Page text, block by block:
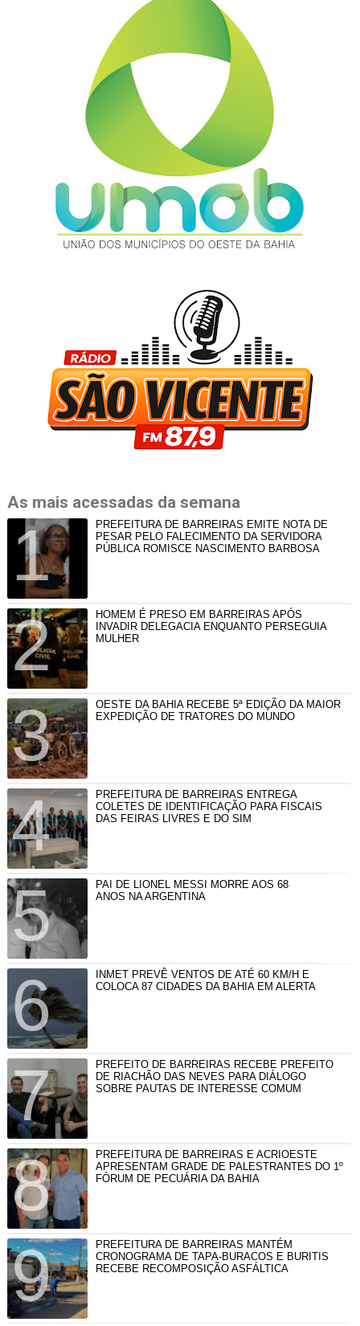
As mais acessadas da semana
PREFEITURA DE BARREIRAS EMITE NOTA DE
PESAR PELO FALECIMENTO DA SERVIDORA
PÚBLICA ROMISCE NASCIMENTO BARBOSA
HOMEM É PRESO EM BARREIRAS APÓS
INVADIR DELEGACIA ENQUANTO PERSEGUIA
MULHER
OESTE DA BAHIA RECEBE 5ª EDIÇÃO DA MAIOR
EXPEDIÇÃO DE TRATORES DO MUNDO
PREFEITURA DE BARREIRAS ENTREGA
COLETES DE IDENTIFICAÇÃO PARA FISCAIS
DAS FEIRAS LIVRES E DO SIM
PAI DE LIONEL MESSI MORRE AOS 68
ANOS NA ARGENTINA
INMET PREVÊ VENTOS DE ATÉ 60 KM/H E
COLOCA 87 CIDADES DA BAHIA EM ALERTA
PREFEITO DE BARREIRAS RECEBE PREFEITO
DE RIACHÃO DAS NEVES PARA DIÁLOGO
SOBRE PAUTAS DE INTERESSE COMUM
PREFEITURA DE BARREIRAS E ACRIOESTE
APRESENTAM GRADE DE PALESTRANTES DO 1º
FÓRUM DE PECUÁRIA DA BAHIA
PREFEITURA DE BARREIRAS MANTÉM
CRONOGRAMA DE TAPA-BURACOS E BURITIS
RECEBE RECOMPOSIÇÃO ASFÁLTICA